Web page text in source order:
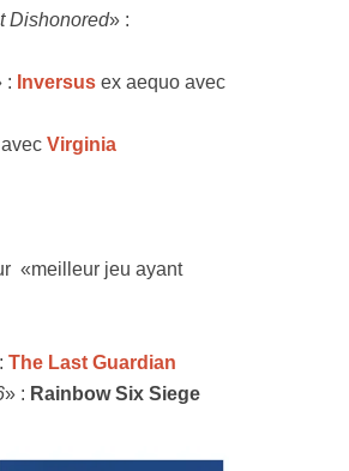
Dishonored» :
: Inversus ex aequo avec
Virginia
«meilleur jeu ayant
The Last Guardian
» : Rainbow Six Siege